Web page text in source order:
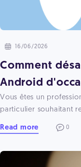
16/06/2026
Comment
Android
Vous êtes un
particulier souhaitant
Read more 0